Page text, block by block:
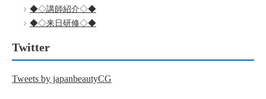
◆◇講師紹介◇◆
◆◇来日研修◇◆
Twitter
Tweets by japanbeautyCG